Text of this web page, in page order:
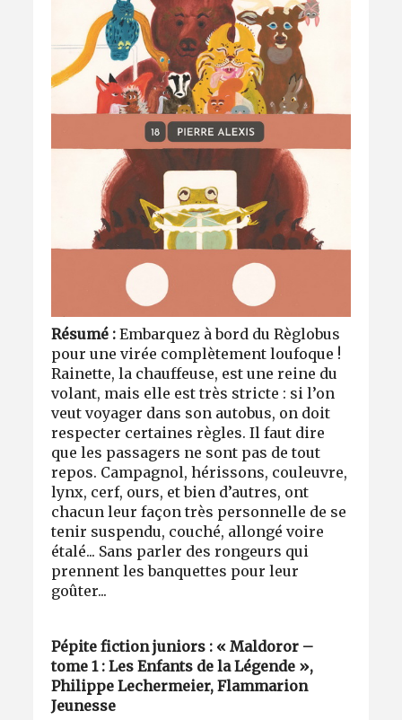
Résumé : Embarquez à bord du Règlobus
pour une virée complètement loufoque !
Rainette, la chauffeuse, est une reine du
volant, mais elle est très stricte : si l’on
veut voyager dans son autobus, on doit
respecter certaines règles. Il faut dire
que les passagers ne sont pas de tout
repos. Campagnol, hérissons, couleuvre,
lynx, cerf, ours, et bien d’autres, ont
chacun leur façon très personnelle de se
tenir suspendu, couché, allongé voire
étalé... Sans parler des rongeurs qui
prennent les banquettes pour leur
goûter...
Pépite fiction juniors : « Maldoror –
tome 1 : Les Enfants de la Légende »,
Philippe Lechermeier, Flammarion
Jeunesse